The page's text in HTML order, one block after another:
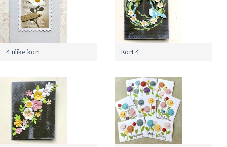
4 ulike kort Kort 4